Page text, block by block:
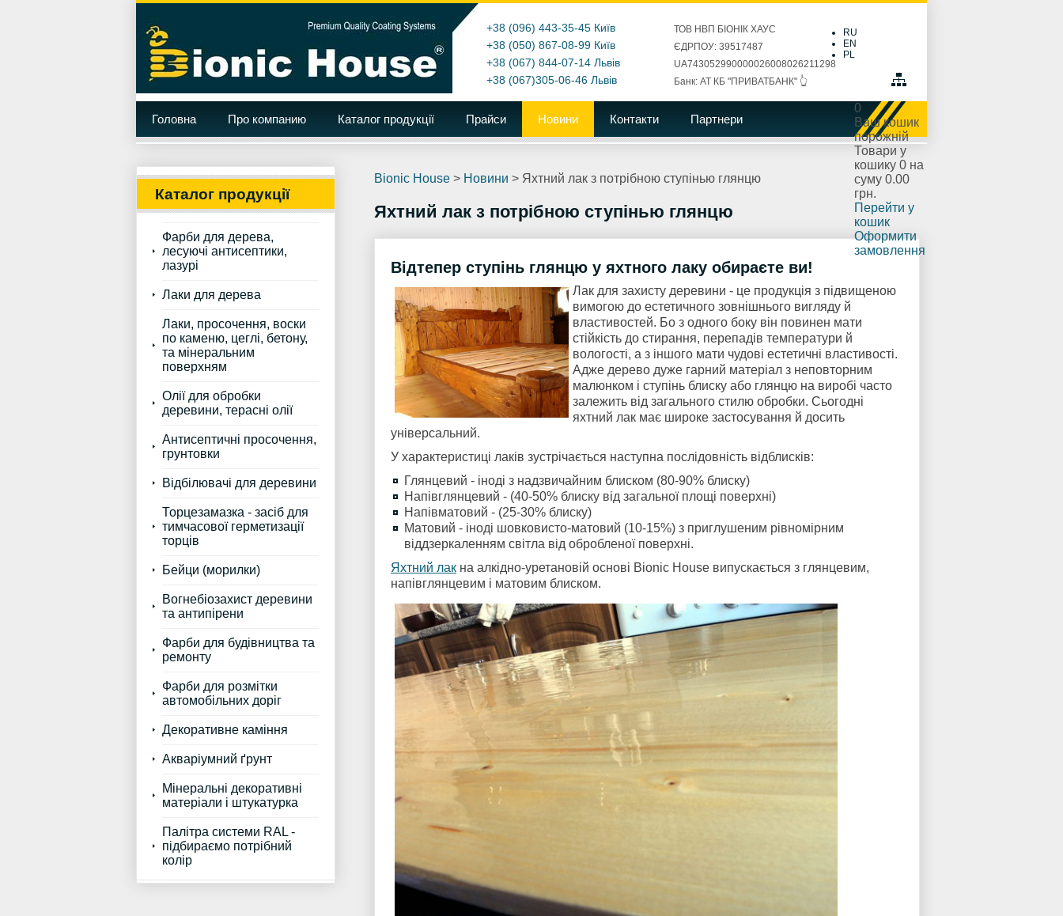
RU
EN
PL
+38 (096) 443-35-45 Київ
+38 (050) 867-08-99 Київ
+38 (067) 844-07-14 Львів
+38 (067)305-06-46 Львів
ТОВ НВП БІОНІК ХАУС
ЄДРПОУ: 39517487
UA743052990000026008026211298
Банк: АТ КБ "ПРИВАТБАНК" 👆
Головна Про компанию Каталог продукції Прайси Новини Контакти Партнери
0
Ваш кошик
порожній
Товари у
кошику 0 на
суму 0.00
грн.
Перейти у
кошик
Оформити
замовлення
Каталог продукції
Фарби для дерева,
лесуючі антисептики,
лазурі
Лаки для дерева
Лаки, просочення, воски
по каменю, цеглі, бетону,
та мінеральним
поверхням
Олії для обробки
деревини, терасні олії
Антисептичні просочення,
грунтовки
Відбілювачі для деревини
Торцезамазка - засіб для
тимчасової герметизації
торців
Бейци (морилки)
Вогнебіозахист деревини
та антипірени
Фарби для будівництва та
ремонту
Фарби для розмітки
автомобільних доріг
Декоративне каміння
Акваріумний ґрунт
Мінеральні декоративні
матеріали і штукатурка
Палітра системи RAL -
підбираємо потрібний
колір
Bionic House > Новини > Яхтний лак з потрібною ступінью глянцю
Яхтний лак з потрібною ступінью глянцю
Відтепер ступінь глянцю у яхтного лаку обираєте ви!
Лак для захисту деревини - це продукція з підвищеною
вимогою до естетичного зовнішнього вигляду й
властивостей. Бо з одного боку він повинен мати
стійкість до стирання, перепадів температури й
вологості, а з іншого мати чудові естетичні властивості.
Адже дерево дуже гарний матеріал з неповторним
малюнком і ступінь блиску або глянцю на виробі часто
залежить від загального стилю обробки. Сьогодні
яхтний лак має широке застосування й досить
універсальний.
У характеристиці лаків зустрічається наступна послідовність відблисків:
Глянцевий - іноді з надзвичайним блиском (80-90% блиску)
Напівглянцевий - (40-50% блиску від загальної площі поверхні)
Напівматовий - (25-30% блиску)
Матовий - іноді шовковисто-матовий (10-15%) з приглушеним рівномірним
віддзеркаленням світла від обробленої поверхні.
Яхтний лак на алкідно-уретановій основі Bionic House випускається з глянцевим,
напівглянцевим і матовим блиском.